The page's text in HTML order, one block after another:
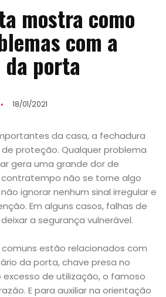
mostra como
com a
porta
18/01/2021
da casa, a fechadura
proteção. Qualquer problema
gera uma grande dor de
não se torne algo
ignorar nenhum sinal irregular e
Em alguns casos, falhas de
a segurança vulnerável.
estão relacionados com
da porta, chave presa no
excesso de utilização, o famoso
E para auxiliar na orientação